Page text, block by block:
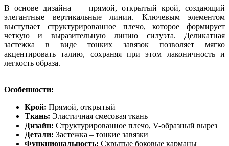
В основе дизайна — прямой, открытый крой, создающий
элегантные вертикальные линии. Ключевым элементом
выступает структурированное плечо, которое формирует
четкую и выразительную линию силуэта. Деликатная
застежка в виде тонких завязок позволяет мягко
акцентировать талию, сохраняя при этом лаконичность и
легкость образа.
Особенности:
Крой: Прямой, открытый
Ткань: Эластичная смесовая ткань
Дизайн: Структурированное плечо, V-образный вырез
Детали: Застежка – тонкие завязки
Функциональность: Скрытые боковые карманы